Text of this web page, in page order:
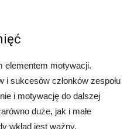
elementem motywacji.
i sukcesów członków zespołu
i motywację do dalszej
duże, jak i małe
wkład jest ważny.